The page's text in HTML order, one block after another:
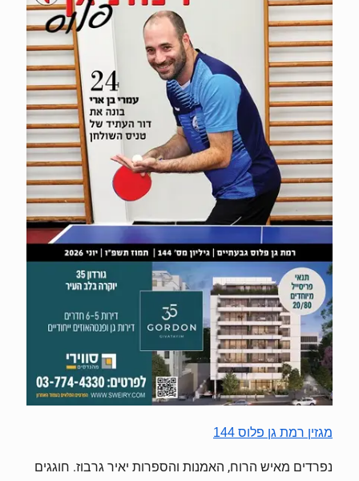
מגזין רמת גן פלוס 144
נפרדים מאיש הרוח, האמנות והספרות יאיר גרבוז. חוגגים